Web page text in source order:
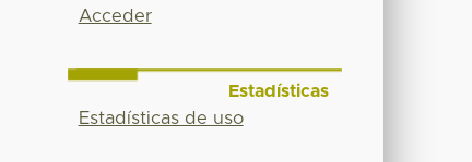
Acceder
Estadísticas
Estadísticas de uso